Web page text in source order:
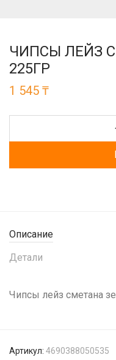
ЧИПСЫ ЛЕЙЗ
225ГР
1 545 ₸
Описание
Детали
Чипсы лейз сметана
Артикул: 4690388050535